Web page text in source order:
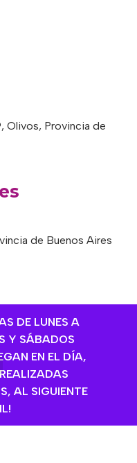
DE LUNES A
Y SÁBADOS
EN EL DÍA,
AL SIGUIENTE
Olivos, Provincia de
de Buenos Aires
Provincia de
16hs a 20hs